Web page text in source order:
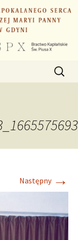
Szukaj:
Następny →